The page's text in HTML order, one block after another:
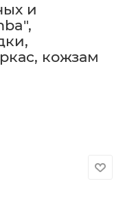
и
кожзам